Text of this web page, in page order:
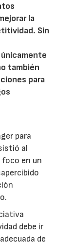
la
Sin
también
para
para
al
foco en un
debe ir
de